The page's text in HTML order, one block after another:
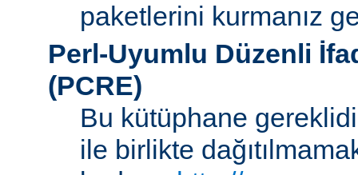
paketlerini kurmanız
Perl-Uyumlu Düzenli
(PCRE)
Bu kütüphane
ile birlikte